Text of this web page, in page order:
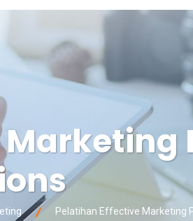
Pelatihan Effective Marketing